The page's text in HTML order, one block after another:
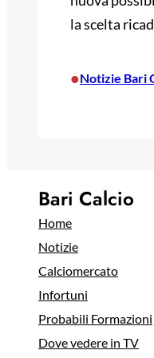
la scelta
•Notizie Bari
Bari Calcio
Home
Notizie
Calciomercato
Infortuni
Probabili Formazioni
Dove vedere in TV